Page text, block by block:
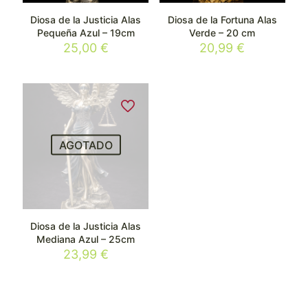
Diosa de la Justicia Alas
Pequeña Azul – 19cm
25,00 €
Diosa de la Fortuna Alas
Verde – 20 cm
20,99€
AGOTADO
Diosa de la Justicia Alas
Mediana Azul – 25cm
23,99 €